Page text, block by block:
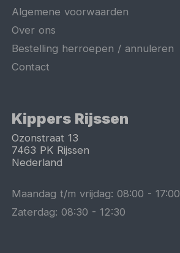
Algemene voorwaarden
Over ons
Bestelling herroepen / annuleren
Contact
Kippers Rijssen
Ozonstraat 13
7463 PK Rijssen
Nederland
Maandag t/m vrijdag:08:00 -17:00
Zaterdag:08:30 -12:30